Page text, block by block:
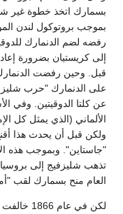
بسمارك اتخذ خطوة غير
بموجب بروتوكول لندن
رفضه لضم الدنمارك
إلى كريستيان بضرورة
قبل. وحين رفضت
على الدنمارك "حرب
عن كلتا الدوقيتين. وفي
الألماني (الذي يمثل كل
ولكن قبل أن يحدث هذا
تذهب شليزفيج إلى
العام منح بسمارك لقب
لكن في